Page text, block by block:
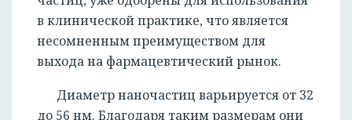
в клинической практике, что является
несомненным преимуществом для
выхода на фармацевтический рынок.
Диаметр наночастиц варьируется от 32
до 56 нм. Благодаря таким размерам они